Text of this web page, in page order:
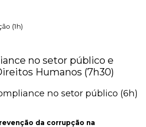
(1h)
no setor público e
Humanos (7h30)
no setor público (6h)
da corrupção na